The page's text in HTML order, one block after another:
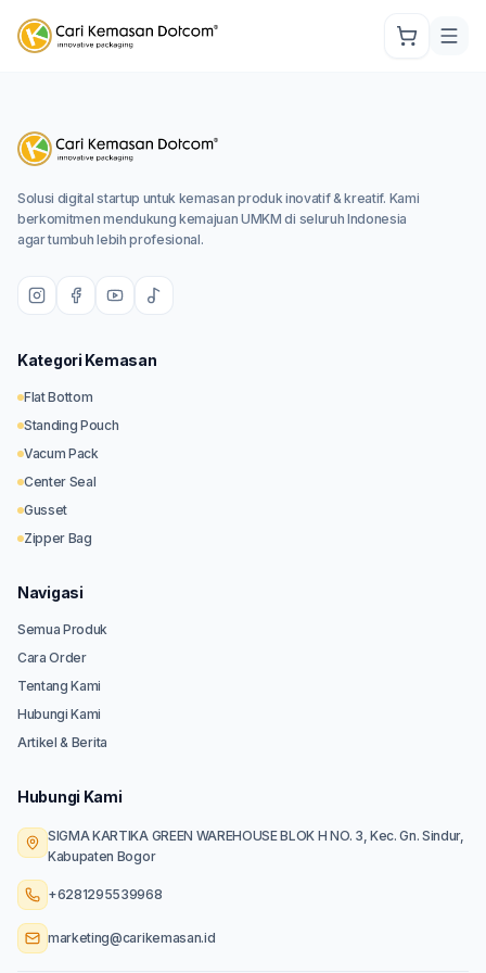
Solusi digital startup untuk kemasan produk inovatif & kreatif. Kami
berkomitmen mendukung kemajuan UMKM di seluruh Indonesia
agar tumbuh lebih profesional.
Kategori Kemasan
Flat Bottom
Standing Pouch
Vacum Pack
Center Seal
Gusset
Zipper Bag
Navigasi
Semua Produk
Cara Order
Tentang Kami
Hubungi Kami
Artikel & Berita
Hubungi Kami
SIGMA KARTIKA GREEN WAREHOUSE BLOK H NO. 3, Kec. Gn. Sindur,
Kabupaten Bogor
+6281295539968
marketing@carikemasan.id